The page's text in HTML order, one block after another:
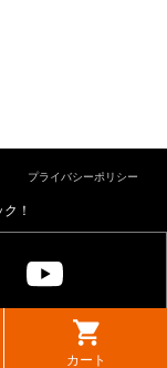
カート
プライバシーポリシー
！